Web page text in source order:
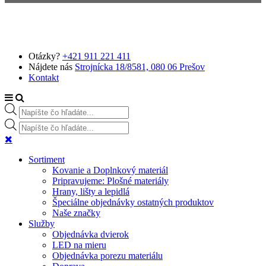
Otázky? +421 911 221 411
Nájdete nás Strojnícka 18/8581, 080 06 Prešov
Kontakt
Products search
Products search
Sortiment
Kovanie a Doplnkový materiál
Pripravujeme: Plošné materiály
Hrany, lišty a lepidlá
Špeciálne objednávky ostatných produktov
Naše značky
Služby
Objednávka dvierok
LED na mieru
Objednávka porezu materiálu